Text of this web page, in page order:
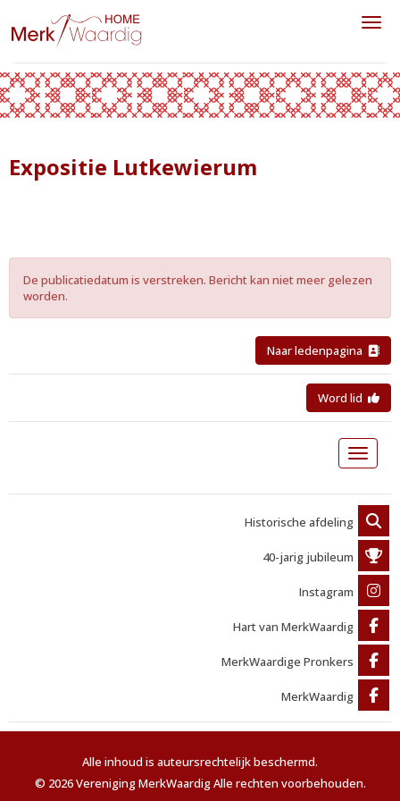
Expositie Lutkewierum
De publicatiedatum is verstreken. Bericht kan niet meer gelezen
worden.
Naar ledenpagina
Word lid
Toggle
Historische afdeling
40-jarig jubileum
Instagram
Hart van MerkWaardig
MerkWaardige Pronkers
MerkWaardig
Alle inhoud is auteursrechtelijk beschermd.
© 2026 Vereniging MerkWaardig Alle rechten voorbehouden.